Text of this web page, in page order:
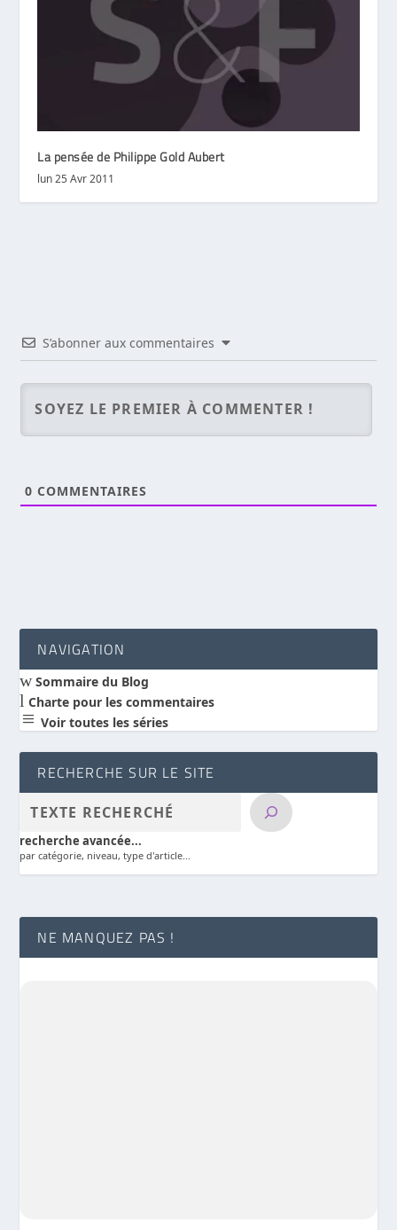
La pensée de Philippe Gold Aubert
lun 25 Avr 2011
S’abonner aux commentaires
0 COMMENTAIRES
NAVIGATION
wSommaire du Blog
l Charte pour les commentaires
a Voir toutes les séries
RECHERCHE SUR LE SITE
recherche avancée...
par catégorie, niveau, type d'article...
NE MANQUEZ PAS !